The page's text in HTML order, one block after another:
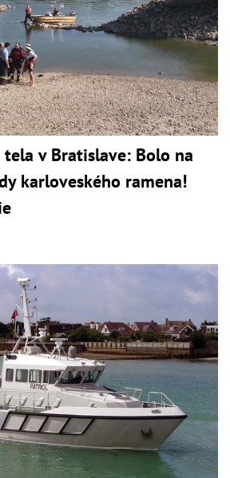
tela v Bratislave: Bolo na
karloveského ramena!